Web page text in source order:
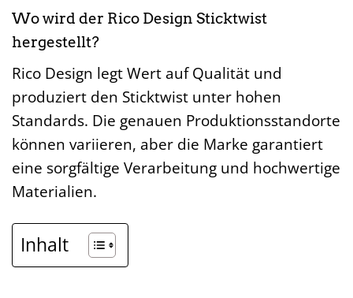
Wo wird der Rico Design Sticktwist
hergestellt?
Rico Design legt Wert auf Qualität und
produziert den Sticktwist unter hohen
Standards. Die genauen Produktionsstandorte
können variieren, aber die Marke garantiert
eine sorgfältige Verarbeitung und hochwertige
Materialien.
Inhalt